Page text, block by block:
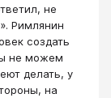
не
Римлянин
создать
не можем
делать, у
на